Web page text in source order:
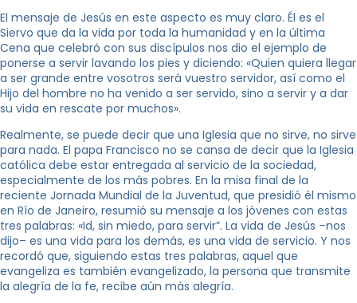
El mensaje de Jesús en este aspecto es muy claro. Él es el
Siervo que da la vida por toda la humanidad y en la última
Cena que celebró con sus discípulos nos dio el ejemplo de
ponerse a servir lavando los pies y diciendo: «Quien quiera llegar
a ser grande entre vosotros será vuestro servidor, así como el
Hijo del hombre no ha venido a ser servido, sino a servir y a dar
su vida en rescate por muchos».
Realmente, se puede decir que una Iglesia que no sirve, no sirve
para nada. El papa Francisco no se cansa de decir que la Iglesia
católica debe estar entregada al servicio de la sociedad,
especialmente de los más pobres. En la misa final de la
reciente Jornada Mundial de la Juventud, que presidió él mismo
en Río de Janeiro, resumió su mensaje a los jóvenes con estas
tres palabras: «Id, sin miedo, para servir”. La vida de Jesús –nos
dijo– es una vida para los demás, es una vida de servicio. Y nos
recordó que, siguiendo estas tres palabras, aquel que
evangeliza es también evangelizado, la persona que transmite
la alegría de la fe, recibe aún más alegría.